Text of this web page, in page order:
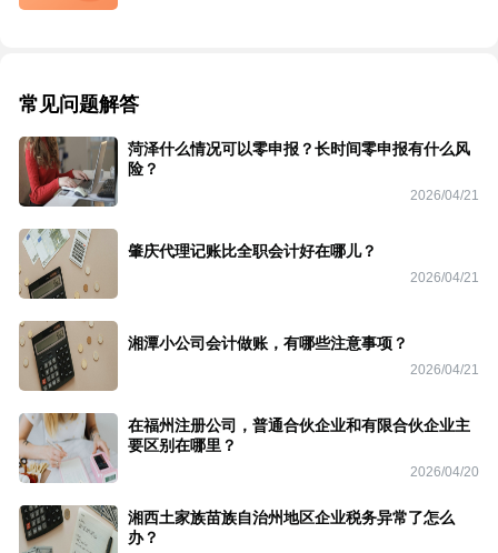
常见问题解答
菏泽什么情况可以零申报？长时间零申报有什么风
险？
2026/04/21
肇庆代理记账比全职会计好在哪儿？
2026/04/21
湘潭小公司会计做账，有哪些注意事项？
2026/04/21
在福州注册公司，普通合伙企业和有限合伙企业主
要区别在哪里？
2026/04/20
湘西土家族苗族自治州地区企业税务异常了怎么
办？